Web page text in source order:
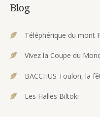
Blog
Téléphérique du mont
Vivez la Coupe du
BACCHUS Toulon, la
Les Halles Biltoki